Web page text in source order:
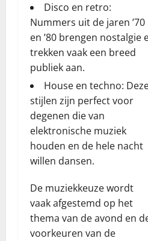
Disco en retro:
Nummers uit de jaren ’70
en ’80 brengen nostalgie
trekken vaak een breed
publiek aan.
House en techno:
stijlen zijn perfect voor
degenen die van
elektronische muziek
houden en de hele nacht
willen dansen.
De muziekkeuze wordt
vaak afgestemd op het
thema van de avond en
voorkeuren van de